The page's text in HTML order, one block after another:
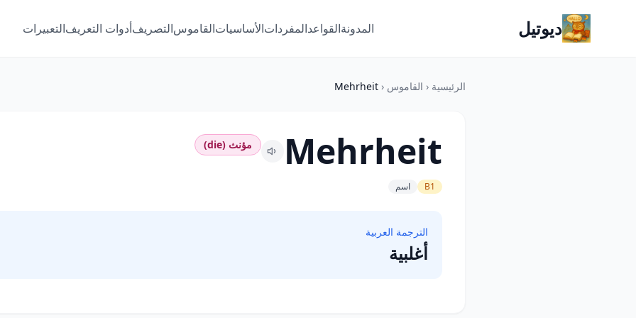
ديوتيل المدونةالقواعدالمفرداتالأساسياتالقاموسالتصريفأدوات التعريفالتعبيرات
الرئيسية ‹ القاموس ‹
Mehrheit
Mehrheit مؤنث (die)
B1 اسم
الترجمة العربية
أغلبية